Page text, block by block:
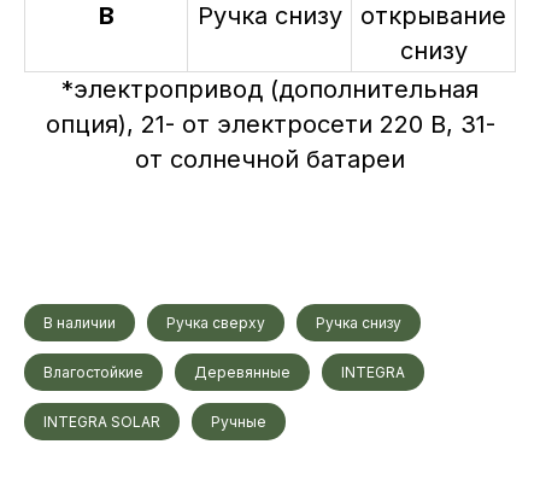
B Ручка снизу
открывание
снизу
*электропривод (дополнительная
опция), 21- от электросети 220 В, 31-
от солнечной батареи
В наличии Ручка сверху Ручка снизу
Влагостойкие Деревянные INTEGRA
INTEGRA SOLAR Ручные